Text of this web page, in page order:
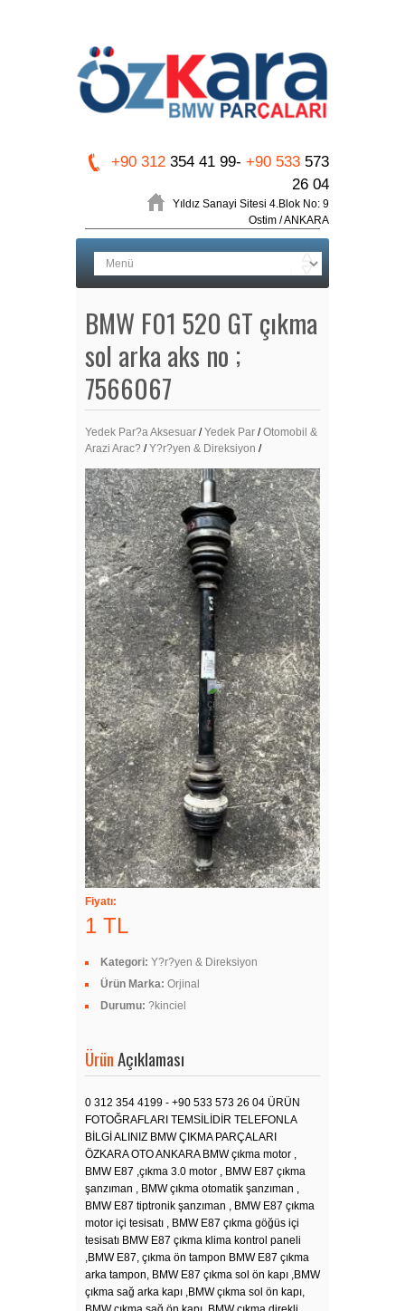
+90 312 354 41 99- +90 533 573
26 04
Yıldız Sanayi Sitesi 4.Blok No: 9
Ostim / ANKARA
BMW F01 520 GT çıkma
sol arka aks no ;
7566067
Yedek Par?a Aksesuar /Yedek Par /Otomobil &
Arazi Arac? /Y?r?yen & Direksiyon /
Mega Resimler
Fiyatı:
1 TL
Kategori: Y?r?yen & Direksiyon
Ürün Marka: Orjinal
Durumu: ?kinciel
Ürün Açıklaması
0 312 354 4199 - +90 533 573 26 04 ÜRÜN
FOTOĞRAFLARI TEMSİLİDİR TELEFONLA
BİLGİ ALINIZ BMW ÇIKMA PARÇALARI
ÖZKARA OTO ANKARA BMW çıkma motor ,
BMW E87 ,çıkma 3.0 motor , BMW E87 çıkma
şanzıman , BMW çıkma otomatik şanzıman ,
BMW E87 tiptronik şanzıman , BMW E87 çıkma
motor içi tesisatı , BMW E87 çıkma göğüs içi
tesisatı BMW E87 çıkma klima kontrol paneli
,BMW E87, çıkma ön tampon BMW E87 çıkma
arka tampon, BMW E87 çıkma sol ön kapı ,BMW
çıkma sağ arka kapı ,BMW çıkma sol ön kapı,